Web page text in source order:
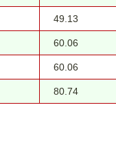
49.13
60.06
60.06
80.74